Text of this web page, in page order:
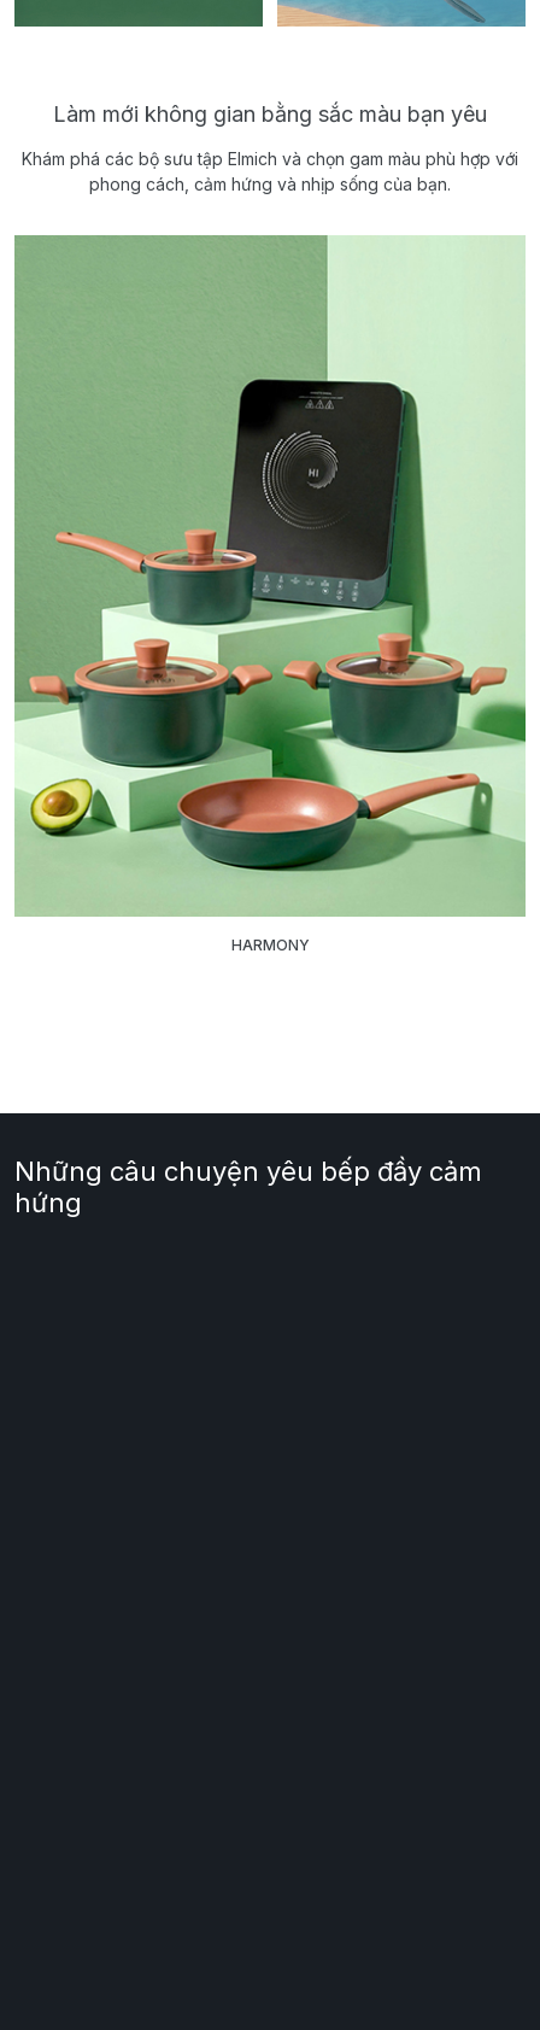
Làm mới không gian bằng sắc màu bạn yêu
Khám phá các bộ sưu tập Elmich và chọn gam màu phù hợp với
phong cách, cảm hứng và nhịp sống của bạn.
HARMONY
Những câu chuyện yêu bếp đầy cảm
hứng